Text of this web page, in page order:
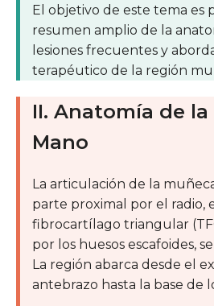
El objetivo de este tema es
resumen amplio de la
lesiones frecuentes y
terapéutico de la región
II. Anatomía de la
Mano
La articulación de la
parte proximal por el radio,
fibrocartílago triangular
por los huesos escafoides,
La región abarca desde el
antebrazo hasta la base de